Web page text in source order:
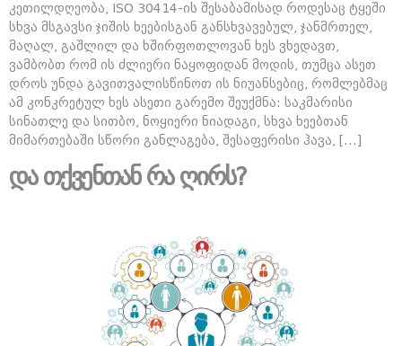
კეთილდღეობა, ISO 30414-ის შესაბამისად როდესაც ტყეში
სხვა მსგავსი ჯიშის ხეებისგან განსხვავებულ, ჯანმრთელ,
მაღალ, გაშლილ და ხშირფოთლოვან ხეს ვხედავთ,
ვამბობთ რომ ის ძლიერი ნაყოფიდან მოდის, თუმცა ასეთ
დროს უნდა გავითვალისწინოთ ის ნიუანსებიც, რომლებმაც
ამ კონკრეტულ ხეს ასეთი გარემო შეუქმნა: საკმარისი
სინათლე და სითბო, ნოყიერი ნიადაგი, სხვა ხეებთან
მიმართებაში სწორი განლაგება, შესაფერისი ჰავა, […]
და თქვენთან რა ღირს?